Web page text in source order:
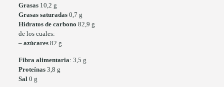
Grasas10,2 g
Grasas saturadas0,7 g
Hidratos de carbono 82,9 g
de los cuales:
– azúcares82 g
Fibra alimentaria: 3,5 g
Proteínas3,8 g
Sal0 g